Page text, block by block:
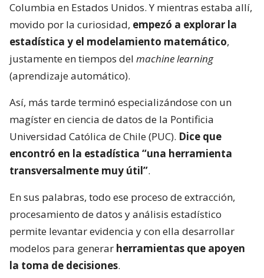
Columbia en Estados Unidos. Y mientras estaba allí,
movido por la curiosidad, empezó a explorar la
estadística y el modelamiento matemático,
justamente en tiempos del machine learning
(aprendizaje automático).
Así, más tarde terminó especializándose con un
magíster en ciencia de datos de la Pontificia
Universidad Católica de Chile (PUC). Dice que
encontró en la estadística “una herramienta
transversalmente muy útil”.
En sus palabras, todo ese proceso de extracción,
procesamiento de datos y análisis estadístico
permite levantar evidencia y con ella desarrollar
modelos para generar herramientas que apoyen
la toma de decisiones.